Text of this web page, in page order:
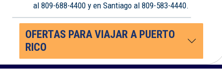
al 809-688-4400 y en Santiago al 809-583-4440.
OFERTAS PARA VIAJAR A PUERTO
RICO